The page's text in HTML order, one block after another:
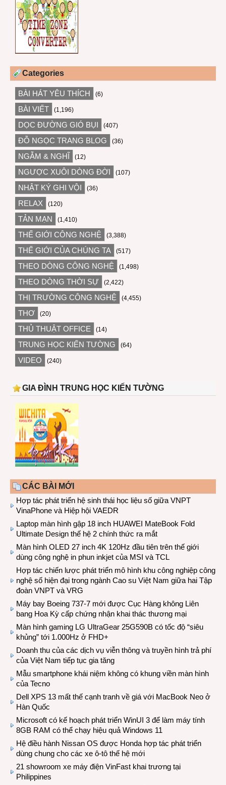
Categories
BÀI HÁT YÊU THÍCH (6)
BÀI VIẾT (1,196)
DỌC ĐƯỜNG GIÓ BỤI (407)
ĐỖ NGỌC TRANG BLOG (36)
NGẪM & NGHĨ (12)
NGƯỢC XUÔI DÒNG ĐỜI (107)
NHẬT KÝ GHI VỘI (36)
RELAX (120)
TẢN MẠN (1,410)
THẾ GIỚI CÔNG NGHỆ (3,388)
THẾ GIỚI CỦA CHÚNG TA (517)
THEO DÒNG CÔNG NGHỆ (1,498)
THEO DÒNG THỜI SỰ (2,422)
THỊ TRƯỜNG CÔNG NGHỆ (4,455)
THƠ (20)
THỦ THUẬT OFFICE (14)
TRUNG HỌC KIẾN TƯỜNG (64)
VIDEO (240)
GIA ĐÌNH TRUNG HỌC KIẾN TƯỜNG
CÁC BÀI MỚI
Hợp tác phát triển hệ sinh thái học liệu số giữa VNPT
VinaPhone và Hiệp hội VAEDR
Laptop màn hình gập 18 inch HUAWEI MateBook Fold
Ultimate Design thế hệ 2 chính thức ra mắt
Màn hình OLED 27 inch 4K 120Hz đầu tiên trên thế giới
dùng công nghệ in phun inkjet của MSI và TCL
Hợp tác chiến lược phát triển mô hình khu công nghiệp công
nghệ số hiện đại trong ngành Cao su Việt Nam giữa hai Tập
đoàn VNPT và VRG
Máy bay Boeing 737-7 mới được Cục Hàng không Liên
bang Hoa Kỳ cấp chứng nhận khai thác thương mại
Màn hình gaming LG UltraGear 25G590B có tốc độ “siêu
khủng” tới 1.000Hz ở FHD+
Doanh thu của các dịch vụ viễn thông và truyền hình trả phí
của Việt Nam tiếp tục gia tăng
Mẫu smartphone khái niệm không có khung viền màn hình
của Tecno
Dell XPS 13 mất thế cạnh tranh về giá với MacBook Neo ở
Hàn Quốc
Microsoft có kế hoạch phát triển WinUI 3 để làm máy tính
8GB RAM có thể chạy hiệu quả Windows 11
Hệ điều hành Nissan OS được Honda hợp tác phát triển
dùng chung cho các xe ô-tô thế hệ mới
21 showroom xe máy điện VinFast khai trương tại
Philippines